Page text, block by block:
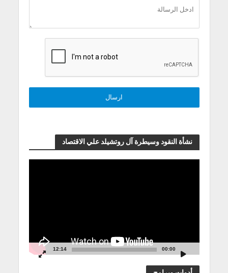
نشأة النقود وسيطرة آل روتشيلد علي الاقتصاد
00:00
12:14